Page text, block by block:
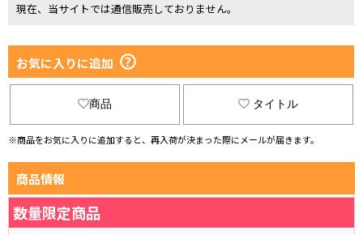
現在、当サイトでは通信販売しておりません。
お気に入りに追加
商品 タイトル
※商品をお気に入りに追加すると、再入荷が決まった際にメールが届きます。
商品情報
数量限定商品